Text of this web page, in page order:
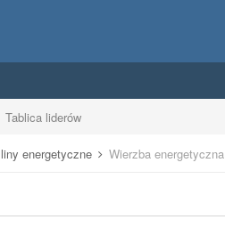
Tablica liderów
energetyczne Wierzba energetyczna